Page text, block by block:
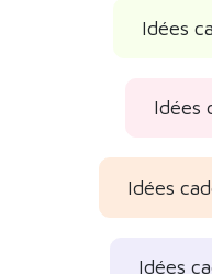
Idées
Idées
Idées
Idées